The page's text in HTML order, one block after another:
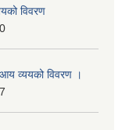
विवरण
व्ययको विवरण ।